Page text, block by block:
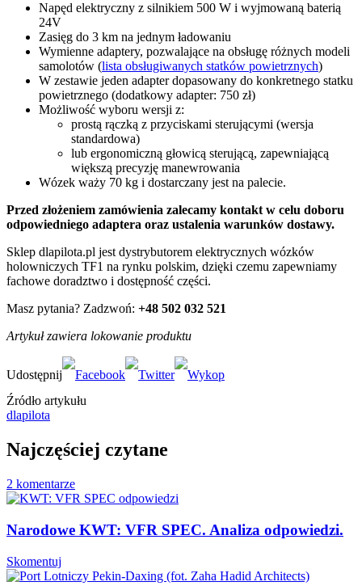
Napęd elektryczny z silnikiem 500 W i wyjmowaną baterią
24V
Zasięg do 3 km na jednym ładowaniu
Wymienne adaptery, pozwalające na obsługę różnych modeli
samolotów (lista obsługiwanych statków powietrznych)
W zestawie jeden adapter dopasowany do konkretnego statku
powietrznego (dodatkowy adapter: 750 zł)
Możliwość wyboru wersji z:
prostą rączką z przyciskami sterującymi (wersja
standardowa)
lub ergonomiczną głowicą sterującą, zapewniającą
większą precyzję manewrowania
Wózek waży 70 kg i dostarczany jest na palecie.
Przed złożeniem zamówienia zalecamy kontakt w celu doboru
odpowiedniego adaptera oraz ustalenia warunków dostawy.
Sklep dlapilota.pl jest dystrybutorem elektrycznych wózków
holowniczych TF1 na rynku polskim, dzięki czemu zapewniamy
fachowe doradztwo i dostępność części.
Masz pytania? Zadzwoń: +48 502 032 521
Artykuł zawiera lokowanie produktu
Źródło artykułu
dlapilota
Najczęściej czytane
2 komentarze
Narodowe KWT: VFR SPEC. Analiza odpowiedzi.
Skomentuj